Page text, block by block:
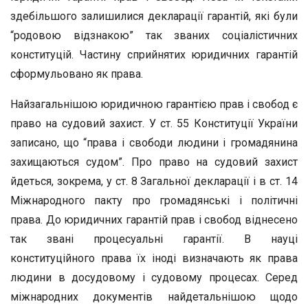
здебільшого залишилися декларації гарантій, які були
“родовою відзнакою” так званих соціалістичних
конституцій. Частину сприйнятих юридичних гарантій
сформульовано як права.
Найзагальнішою юридичною гарантією прав і свобод є
право на судовий захист. У ст. 55 Конституції України
записано, що “права і свободи людини і громадянина
захищаються судом”. Про право на судовий захист
йдеться, зокрема, у ст. 8 Загальної декларації і в ст. 14
Міжнародного пакту про громадянські і політичні
права. До юридичних гарантій прав і свобод віднесено
так звані процесуальні гарантії. В науці
конституційного права їх іноді визначають як права
людини в досудовому і судовому процесах. Серед
міжнародних документів найдетальнішою щодо